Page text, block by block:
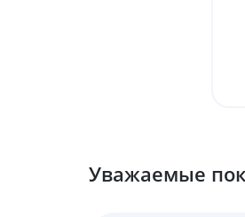
Уважаемые